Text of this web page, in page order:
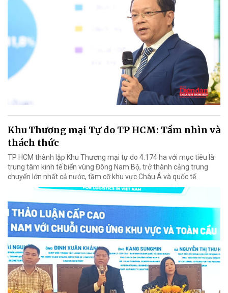
Khu Thương mại Tự do TP HCM: Tầm nhìn và
thách thức
TP HCM thành lập Khu Thương mại tự do 4.174 ha với mục tiêu là
trung tâm kinh tế biển vùng Đông Nam Bộ, trở thành cảng trung
chuyển lớn nhất cả nước, tầm cỡ khu vực Châu Á và quốc tế.